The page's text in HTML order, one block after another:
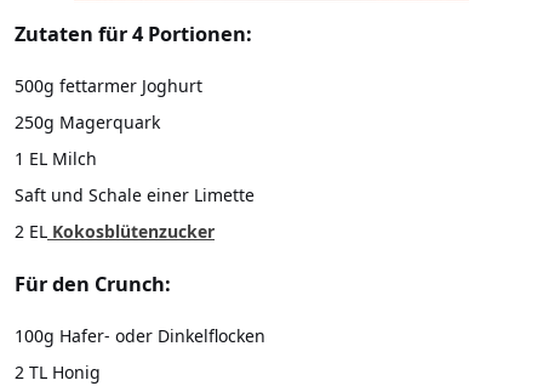
Zutaten für 4 Portionen:
500g fettarmer Joghurt
250g Magerquark
1 EL Milch
Saft und Schale einer Limette
2 EL Kokosblütenzucker
Für den Crunch:
100g Hafer- oder Dinkelflocken
2 TL Honig